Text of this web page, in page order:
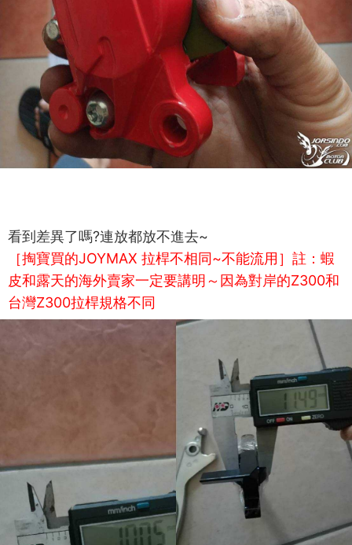
看到差異了嗎?連放都放不進去~
［掏寶買的JOYMAX 拉桿不相同~不能流用］ 註：蝦
皮和露天的海外賣家一定要講明～因為對岸的Z300和
台灣Z300拉桿規格不同